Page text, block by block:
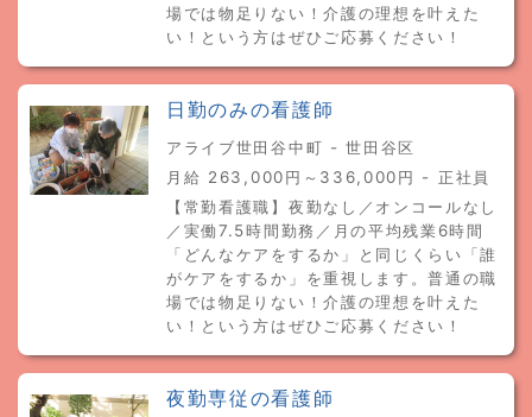
場では物足りない！介護の理想を叶えた
い！という方はぜひご応募ください！
日勤のみの看護師
アライブ世田谷中町 - 世田谷区
月給 263,000円～336,000円 - 正社員
【常勤看護職】夜勤なし／オンコールなし
／実働7.5時間勤務／月の平均残業6時間
「どんなケアをするか」と同じくらい「誰
がケアをするか」を重視します。普通の職
場では物足りない！介護の理想を叶えた
い！という方はぜひご応募ください！
夜勤専従の看護師